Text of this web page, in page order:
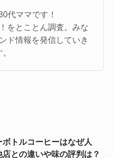
代ママです！
をとことん調査。みな
ド情報を発信していき
ボトルコーヒーはなぜ人
店との違いや味の評判は？